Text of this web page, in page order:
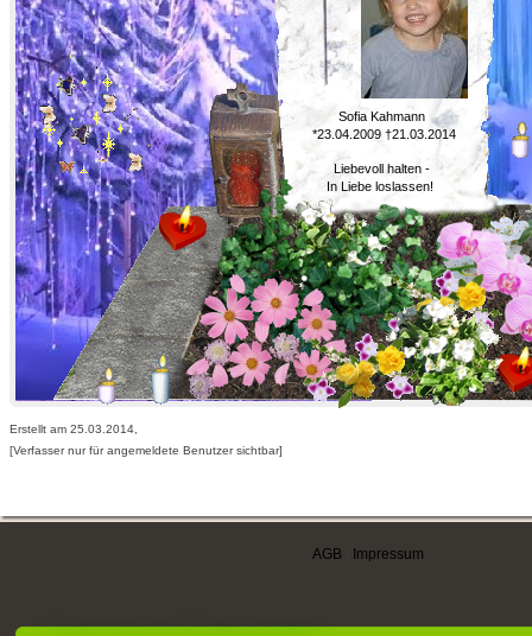
Sofia Kahmann
Liebevoll halten -
In Liebe loslassen!
*23.04.2009 †21.03.2014
Erstellt am 25.03.2014,
[Verfasser nur für angemeldete Benutzer sichtbar]
AGB Impressum